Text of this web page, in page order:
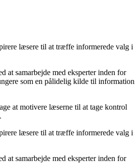
læsere til at træffe informerede valg i
at samarbejde med eksperter inden for
som en pålidelig kilde til information
at motivere læserne til at tage kontrol
læsere til at træffe informerede valg i
at samarbejde med eksperter inden for